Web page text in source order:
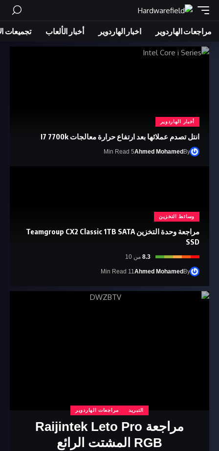
مراجعات الهاردوير اخبار الهاردوير أخبار الألعاب تجميعات
أخبار الهاردوير
انتل تصدم عملائها بعد ارتفاع حرارة معالجات I7 7700k
By
Ahmed Mohamed
5 Min Read
وسائط التخزين
مراجعة وحدة التخزين Teamgroup CX2 Classic 1TB SATA
SSD
8.3 من 10
By
Ahmed Mohamed
11 Min Read
التبريد مراجعات الهاردوير
مراجعة Raijintek Leto Pro
RGB المشتت الرائع